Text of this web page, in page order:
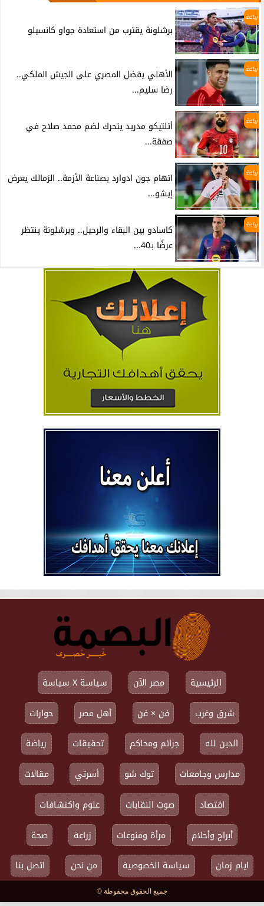
رياضة
برشلونة يقترب من استعادة جواو كانسيلو
رياضة
الأهلي يفضل المصري على الجيش الملكي..
رضا سليم...
رياضة
أتلتيكو مدريد يتحرك لضم محمد صلاح في
صفقة...
رياضة
اتهام جون ادوارد بصناعة الأزمة.. الزمالك يعرض
إيشو...
رياضة
كاسادو بين البقاء والرحيل.. وبرشلونة ينتظر
عرضًا بـ40...
الرئيسية مصر الآن
سياسة X سياسة
شرق وغرب
فن × فن أهل مصر
حوارات
الدين لله
جرائم ومحاكم تحقيقات
رياضة
مدارس وجامعات
توك شو أسرتي
مقالات
اقتصاد
صوت النقابات
علوم واكتشافات
أبراج وأحلام
مرأة ومنوعات زراعة
صحة
ايام زمان
سياسة الخصوصية من نحن اتصل بنا
جميع الحقوق محفوظة ©